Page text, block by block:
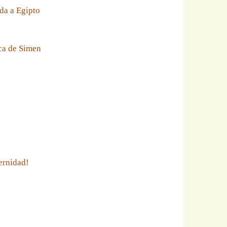
a Egipto
de Simen